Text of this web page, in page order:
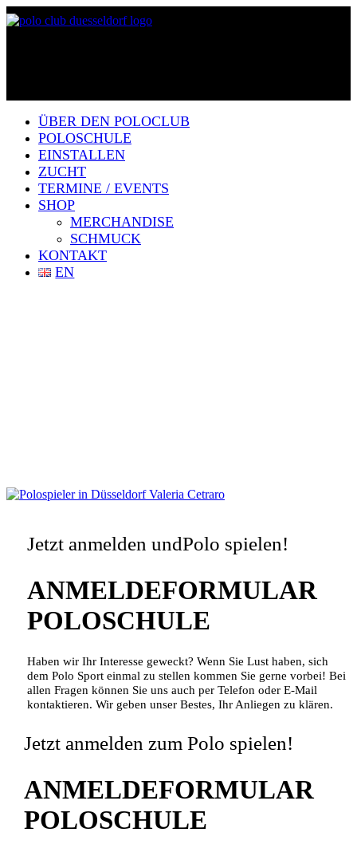
ÜBER DEN POLOCLUB
POLOSCHULE
EINSTALLEN
ZUCHT
TERMINE / EVENTS
SHOP
MERCHANDISE
SCHMUCK
KONTAKT
EN
Jetzt anmelden undPolo spielen!
ANMELDEFORMULAR
POLOSCHULE
Haben wir Ihr Interesse geweckt? Wenn Sie Lust haben, sich
dem Polo Sport einmal zu stellen kommen Sie gerne vorbei! Bei
allen Fragen können Sie uns auch per Telefon oder E-Mail
kontaktieren. Wir geben unser Bestes, Ihr Anliegen zu klären.
Jetzt anmelden zum Polo spielen!
ANMELDEFORMULAR
POLOSCHULE